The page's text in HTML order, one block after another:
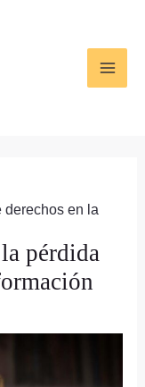
derechos en la
pérdida